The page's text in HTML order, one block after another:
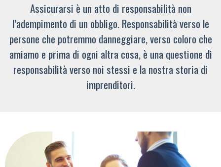
Assicurarsi è un atto di responsabilità non
l’adempimento di un obbligo. Responsabilità verso le
persone che potremmo danneggiare, verso coloro che
amiamo e prima di ogni altra cosa, è una questione di
responsabilità verso noi stessi e la nostra storia di
imprenditori.